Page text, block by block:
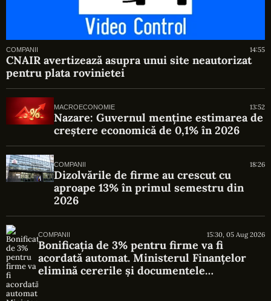
COMPANII 14:55
CNAIR avertizează asupra unui site neautorizat
pentru plata rovinietei
MACROECONOMIE 13:52
Nazare: Guvernul menține estimarea de
creștere economică de 0,1% în 2026
COMPANII 18:26
Dizolvările de firme au crescut cu
aproape 13% în primul semestru din
2026
COMPANII 15:30, 05 Aug 2026
Bonificația de 3% pentru firme va fi
acordată automat. Ministerul Finanțelor
elimină cererile și documentele